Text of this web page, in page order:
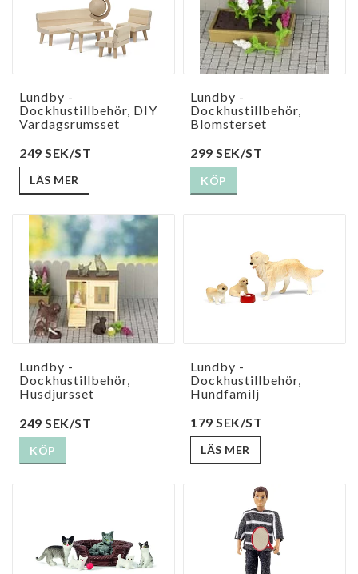
Lundby -
Dockhustillbehör, DIY
Vardagsrumsset
249 SEK/ST
LÄS MER
Lundby -
Dockhustillbehör,
Blomsterset
299 SEK/ST
KÖP
Lundby -
Dockhustillbehör,
Husdjursset
249 SEK/ST
KÖP
Lundby -
Dockhustillbehör,
Hundfamilj
179 SEK/ST
LÄS MER